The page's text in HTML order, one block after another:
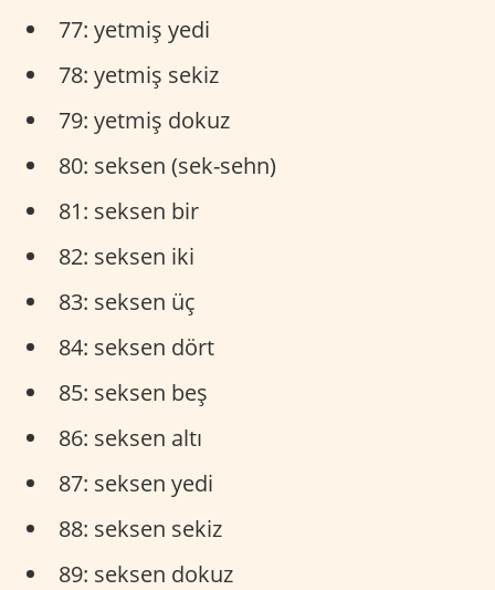
77: yetmiş yedi
78: yetmiş sekiz
79: yetmiş dokuz
80: seksen (sek-sehn)
81: seksen bir
82: seksen iki
83: seksen üç
84: seksen dört
85: seksen beş
86: seksen altı
87: seksen yedi
88: seksen sekiz
89: seksen dokuz